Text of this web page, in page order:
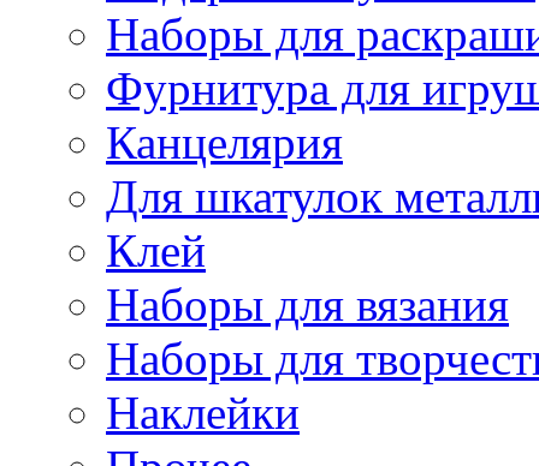
Наборы для
Фурнитура для
Канцелярия
Для шкатулок
Клей
Наборы для вязания
Наборы для
Наклейки